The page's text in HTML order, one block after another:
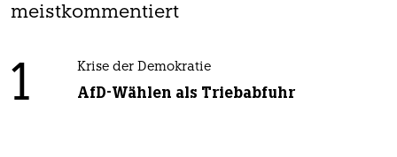
meistkommentiert
1 Krise der Demokratie
AfD-Wählen als Triebabfuhr